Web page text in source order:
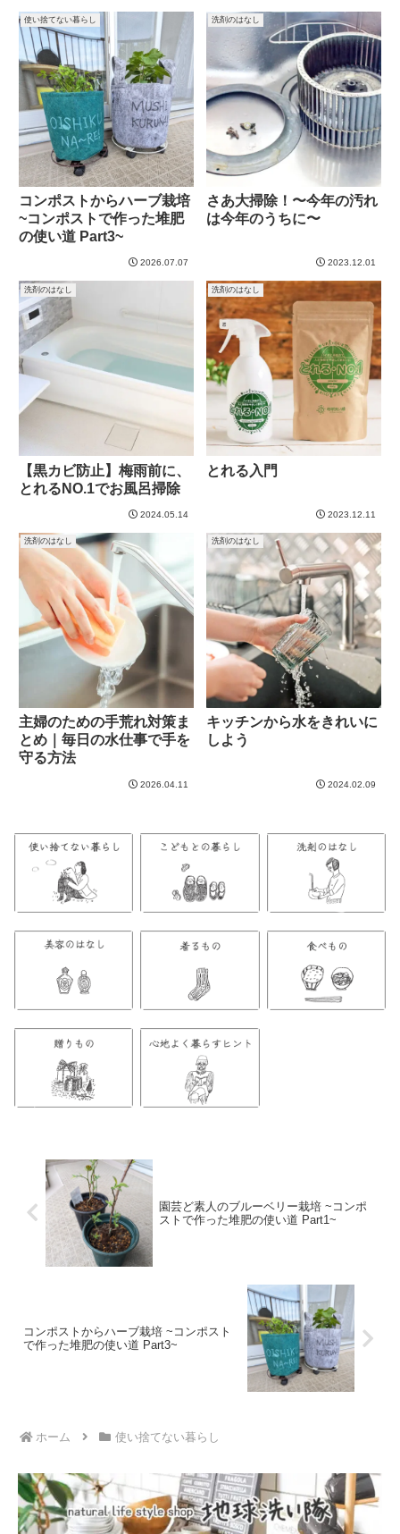
使い捨てない暮らし
コンポストからハーブ栽培
~コンポストで作った堆肥
の使い道 Part3~
2026.07.07
洗剤のはなし
さあ大掃除！〜今年の汚れ
は今年のうちに〜
2023.12.01
洗剤のはなし
【黒カビ防止】梅雨前に、
とれるNO.1でお風呂掃除
2024.05.14
洗剤のはなし
とれる入門
2023.12.11
洗剤のはなし
主婦のための手荒れ対策ま
とめ｜毎日の水仕事で手を
守る方法
2026.04.11
洗剤のはなし
キッチンから水をきれいに
しよう
2024.02.09
園芸ど素人のブルーベリー栽培 ~コンポ
ストで作った堆肥の使い道 Part1~
コンポストからハーブ栽培 ~コンポスト
で作った堆肥の使い道 Part3~
ホーム 使い捨てない暮らし